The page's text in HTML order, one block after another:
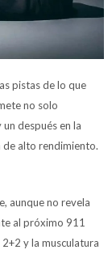
pistas de lo que
no solo
después en la
alto rendimiento.
aunque no revela
al próximo 911
y la musculatura